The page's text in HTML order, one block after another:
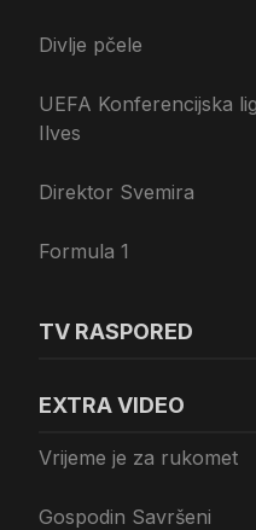
Divlje pčele
UEFA Konferencijska
Ilves
Direktor Svemira
Formula 1
TV RASPORED
EXTRA VIDEO
Vrijeme je za rukomet
Gospodin Savršeni